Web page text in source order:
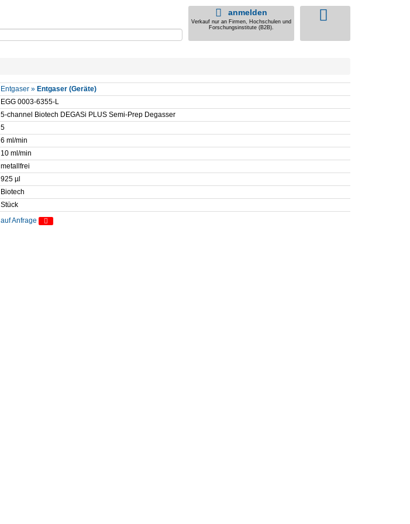
anmelden
Verkauf nur an Firmen, Hochschulen und
Forschungsinstitute (B2B).
Entgaser » Entgaser (Geräte)
EGG 0003-6355-L
5-channel Biotech DEGASi PLUS Semi-Prep Degasser
5
6 ml/min
10 ml/min
metallfrei
925 µl
Biotech
Stück
auf Anfrage